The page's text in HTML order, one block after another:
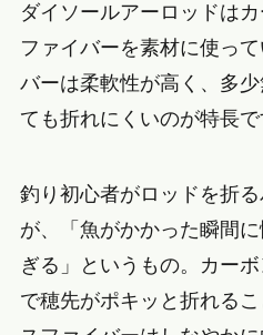
ダイソールアーロッドは
ファイバーを素材に使っ
バーは柔軟性が高く、多
ても折れにくいのが特長で
釣り初心者がロッドを折
が、「魚がかかった瞬間
ぎる」というもの。カー
で穂先がポキッと折れる